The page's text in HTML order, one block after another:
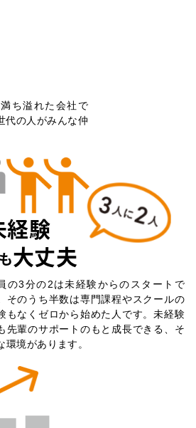
ち溢れた会社で
代の人がみんな仲
経験
大丈夫
の3分の2は未経験からのスタートで
そのうち半数は専門課程やスクールの
もなくゼロから始めた人です。未経験
先輩のサポートのもと成長できる、そ
環境があります。